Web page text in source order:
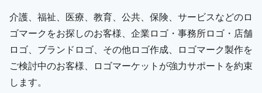
介護、福祉、医療、教育、公共、保険、サービスなどのロ
ゴマークをお探しのお客様、企業ロゴ・事務所ロゴ・店舗
ロゴ、ブランドロゴ、その他ロゴ作成、ロゴマーク製作を
ご検討中のお客様、ロゴマーケットが強力サポートを約束
します。